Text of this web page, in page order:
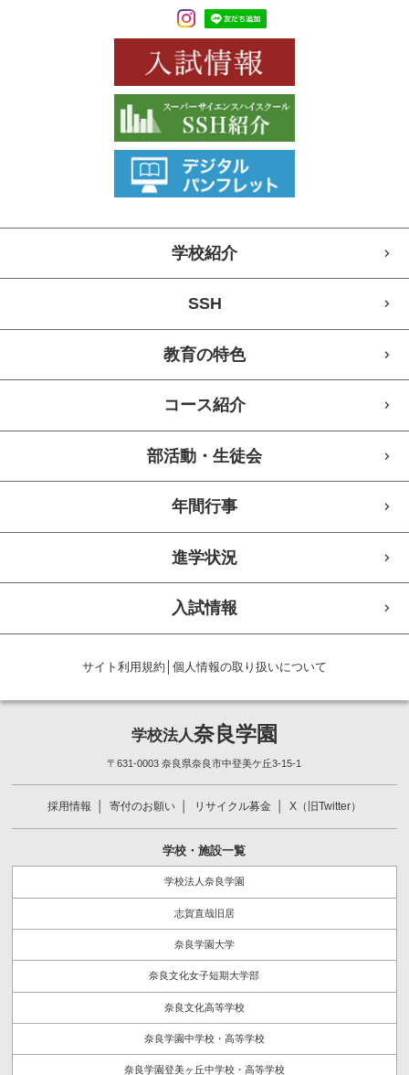
学校紹介
SSH
教育の特色
コース紹介
部活動・生徒会
年間行事
進学状況
入試情報
サイト利用規約 個人情報の取り扱いについて
学校法人奈良学園
〒631-0003 奈良県奈良市中登美ケ丘3-15-1
採用情報 寄付のお願い リサイクル募金 X（旧Twitter）
学校・施設一覧
学校法人奈良学園
志賀直哉旧居
奈良学園大学
奈良文化女子短期大学部
奈良文化高等学校
奈良学園中学校・高等学校
奈良学園登美ヶ丘中学校・高等学校